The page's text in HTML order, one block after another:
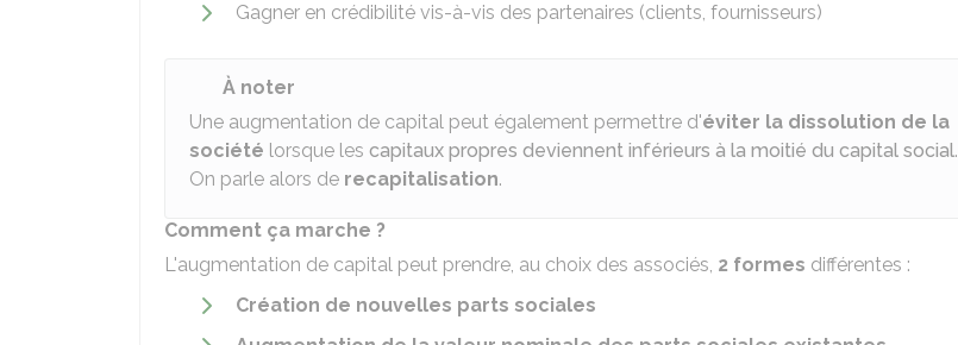
Gagner en crédibilité vis-à-vis des partenaires (clients, fournisseurs)
À noter
Une augmentation de capital peut également permettre d'éviter la dissolution de la
société lorsque les capitaux propres deviennent inférieurs à la moitié du capital social.
On parle alors de recapitalisation.
Comment ça marche ?
L'augmentation de capital peut prendre, au choix des associés, 2 formes différentes :
Création de nouvelles parts sociales